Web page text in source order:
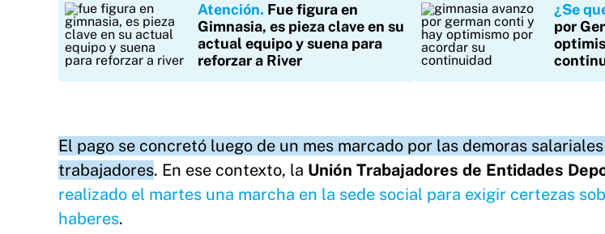
Atención Fue figura en
Gimnasia, es pieza clave en su
actual equipo y suena para
reforzar a River
¿Se
por
El pago se concretó luego de un mes marcado por las demoras
trabajadores. En ese contexto, la Unión Trabajadores de Entidades
realizado el martes una marcha en la sede social para exigir certezas
haberes.